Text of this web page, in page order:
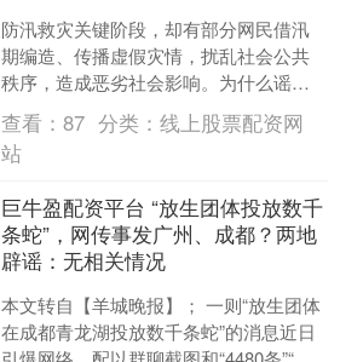
防汛救灾关键阶段，却有部分网民借汛
期编造、传播虚假灾情，扰乱社会公共
秩序，造成恶劣社会影响。为什么谣言
总借机扩散，辟谣为什么必须及时跟进
呢？今天，从法学、心理学....
查看：87 分类：线上股票配资网
站
巨牛盈配资平台 “放生团体投放数千
条蛇”，网传事发广州、成都？两地
辟谣：无相关情况
本文转自【羊城晚报】； 一则“放生团体
在成都青龙湖投放数千条蛇”的消息近日